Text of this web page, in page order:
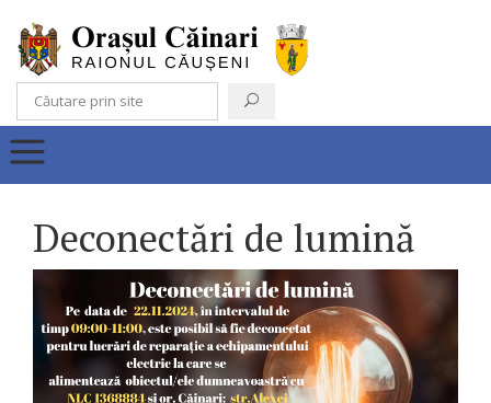
Deconectări de lumină